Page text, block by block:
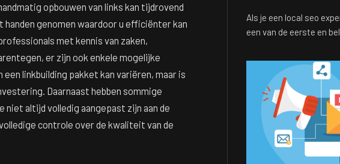
opbouwen van links kan tijdrovend
genomen waardoor u efficiënter kan
met kennis van zaken,
er zijn ook enkele mogelijke
linkbuilding pakket kan variëren, maar is
Daarnaast hebben sommige
altijd volledig aangepast zijn aan de
controle over de kwaliteit van de
Als je een local seo
een van de eerste en